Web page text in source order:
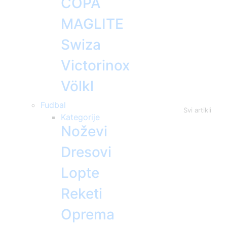
MAGLITE
Swiza
Victorinox
Völkl
Svi artikli
Fudbal
Kategorije
Noževi
Dresovi
Lopte
Reketi
Oprema